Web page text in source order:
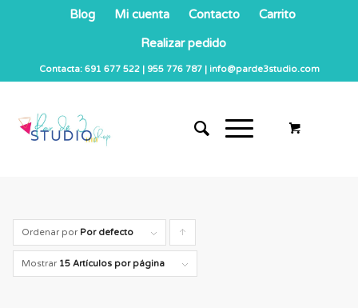
Blog Mi cuenta Contacto
Carrito
Realizar pedido
Contacta: 691 677 522 | 955 776 787 | info@parde3studio.com
Ordenar por Por defecto
Mostrar 15 Artículos por página